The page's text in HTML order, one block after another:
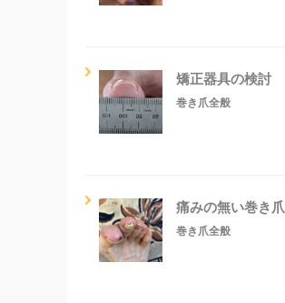
矯正器具の検討
巻き爪全般
痛みの無い巻き爪
巻き爪全般